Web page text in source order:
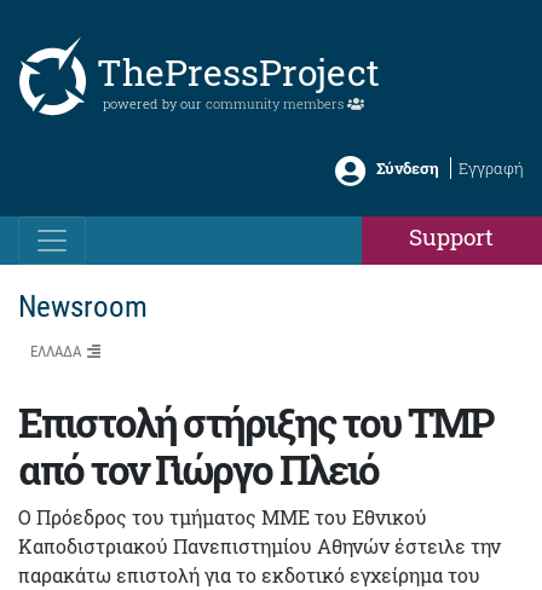
ThePressProject
powered by our community members
Σύνδεση Εγγραφή
Support
Newsroom
ΕΛΛΑΔΑ
Επιστολή στήριξης του TMP
από τον Γιώργο Πλειό
Ο Πρόεδρος του τμήματος ΜΜΕ του Εθνικού
Καποδιστριακού Πανεπιστημίου Αθηνών έστειλε την
παρακάτω επιστολή για το εκδοτικό εγχείρημα του